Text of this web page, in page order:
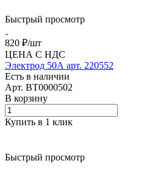
Быстрый просмотр
820 ₽/шт
ЦЕНА С НДС
Электрод 50А арт. 220552
Есть в наличии
Арт. BT0000502
В корзину
Купить в 1 клик
Быстрый просмотр